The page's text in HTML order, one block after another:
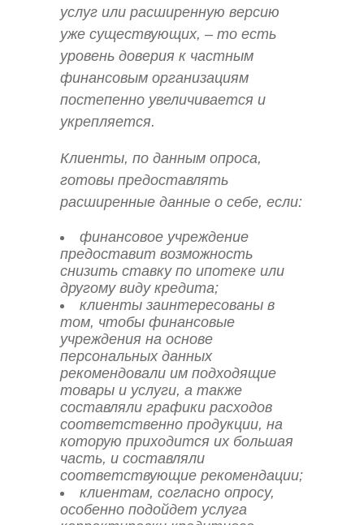
услуг или расширенную версию
уже существующих, – то есть
уровень доверия к частным
финансовым организациям
постепенно увеличивается и
укрепляется.
Клиенты, по данным опроса,
готовы предоставлять
расширенные данные о себе, если:
финансовое учреждение
предоставит возможность
снизить ставку по ипотеке или
другому виду кредита;
клиенты заинтересованы в
том, чтобы финансовые
учреждения на основе
персональных данных
рекомендовали им подходящие
товары и услуги, а также
составляли графики расходов
соответственно продукции, на
которую приходится их большая
часть, и составляли
соответствующие рекомендации;
клиентам, согласно опросу,
особенно подойдет услуга